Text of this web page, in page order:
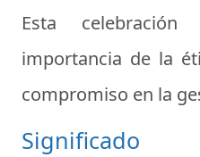
Esta
importancia de la
compromiso en la
Significado